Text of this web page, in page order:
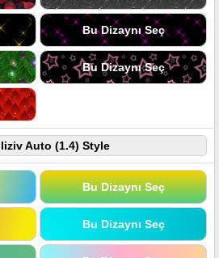
Bu Dizaynı Seç
Bu Dizaynı Seç
Auto (1.4) Style
Bu Dizaynı Seç
Bu Dizaynı Seç